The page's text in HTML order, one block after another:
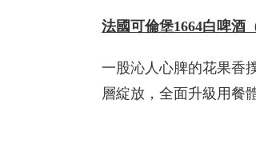
法國可倫堡1664白啤酒
一股沁人心脾的花果香
層綻放，全面升級用餐